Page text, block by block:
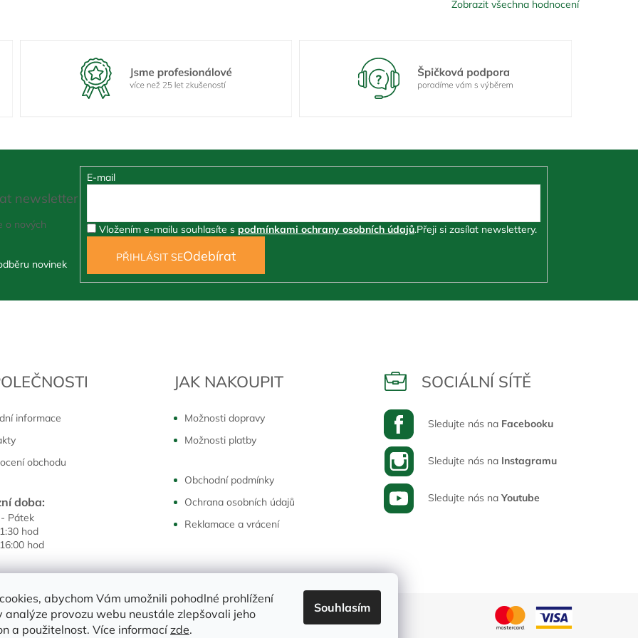
abychom Vám umožnili pohodlné prohlížení
analýze provozu webu neustále zlepšovali jeho
a použitelnost. Více informacízde.
Souhlasím
Zobrazit všechna hodnocení
informace
obchodu
doba:
Pátek
hod
hod
JAK NAKOUPIT
Možnosti dopravy
Možnosti platby
Obchodní podmínky
Ochrana osobních údajů
Reklamace a vrácení
SOCIÁLNÍ SÍTĚ
Sledujte nás na Facebooku
Sledujte nás na Instagramu
Sledujte nás na Youtube
newsletter
o nových
E-mail
Vložením e-mailu souhlasíte s podmínkami ochrany osobních údajů.Přeji si zasílat newslettery.
PŘIHLÁSIT SE